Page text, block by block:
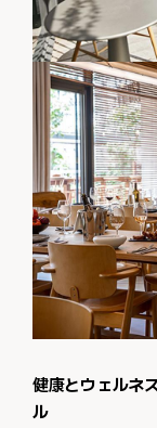
健康とウェルネ
ル